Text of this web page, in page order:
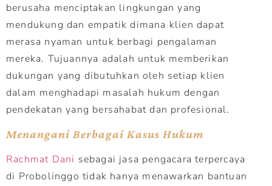
berusaha menciptakan lingkungan yang
mendukung dan empatik dimana klien dapat
merasa nyaman untuk berbagi pengalaman
mereka. Tujuannya adalah untuk memberikan
dukungan yang dibutuhkan oleh setiap klien
dalam menghadapi masalah hukum dengan
pendekatan yang bersahabat dan profesional.
Menangani Berbagai Kasus Hukum
Rachmat Dani sebagai jasa pengacara terpercaya
di Probolinggo tidak hanya menawarkan bantuan